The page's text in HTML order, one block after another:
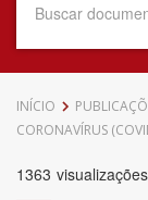
Data do Documento
INÍCIO
CORONAVÍRUS
1363 visualizações